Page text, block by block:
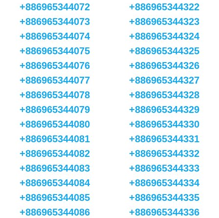
+886965344072
+886965344073
+886965344074
+886965344075
+886965344076
+886965344077
+886965344078
+886965344079
+886965344080
+886965344081
+886965344082
+886965344083
+886965344084
+886965344085
+886965344086
+886965344322
+886965344323
+886965344324
+886965344325
+886965344326
+886965344327
+886965344328
+886965344329
+886965344330
+886965344331
+886965344332
+886965344333
+886965344334
+886965344335
+886965344336